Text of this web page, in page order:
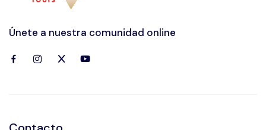
Únete a nuestra comunidad online